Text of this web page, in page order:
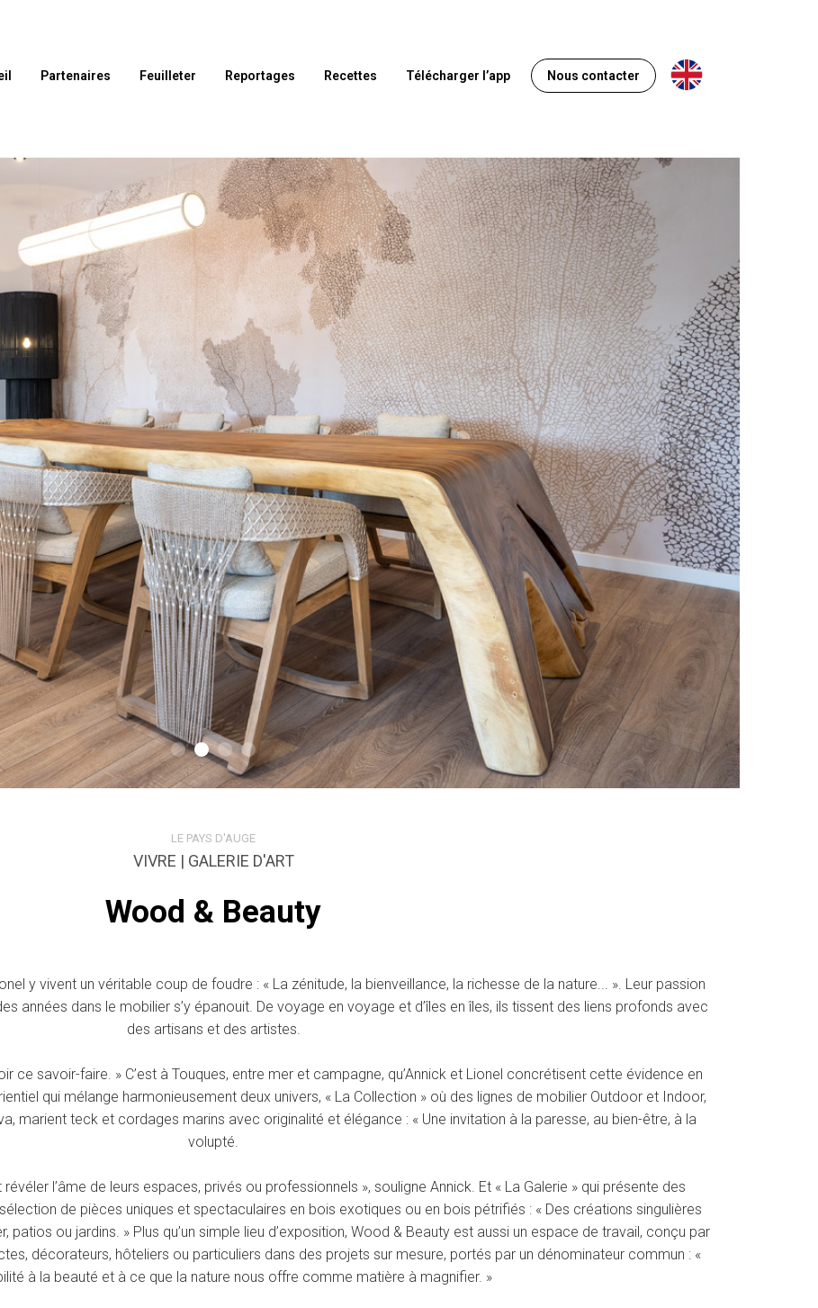
Partenaires Feuilleter Reportages Recettes Télécharger l’app Nous contacter Anglais
LE PAYS D'AUGE
VIVRE | GALERIE D'ART
Wood & Beauty
y vivent un véritable coup de foudre : « La zénitude, la bienveillance, la richesse de la nature... ». Leur passion
années dans le mobilier s’y épanouit. De voyage en voyage et d’îles en îles, ils tissent des liens profonds avec
des artisans et des artistes.
ce savoir-faire. » C’est à Touques, entre mer et campagne, qu’Annick et Lionel concrétisent cette évidence en
qui mélange harmonieusement deux univers, « La Collection » où des lignes de mobilier Outdoor et Indoor,
marient teck et cordages marins avec originalité et élégance : « Une invitation à la paresse, au bien-être, à la
volupté.
l’âme de leurs espaces, privés ou professionnels », souligne Annick. Et « La Galerie » qui présente des
de pièces uniques et spectaculaires en bois exotiques ou en bois pétrifiés : « Des créations singulières
patios ou jardins. » Plus qu’un simple lieu d’exposition, Wood & Beauty est aussi un espace de travail, conçu par
décorateurs, hôteliers ou particuliers dans des projets sur mesure, portés par un dénominateur commun : «
à la beauté et à ce que la nature nous offre comme matière à magnifier. »